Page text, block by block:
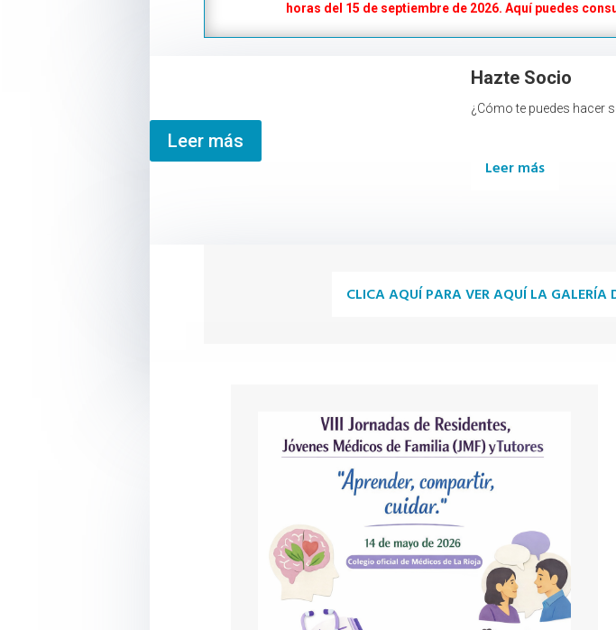
horas del 15 de septiembre de 2026. Aquí puedes
Leer más
Hazte Socio
¿Cómo te puedes hacer
Leer más
CLICA AQUÍ PARA VER AQUÍ LA